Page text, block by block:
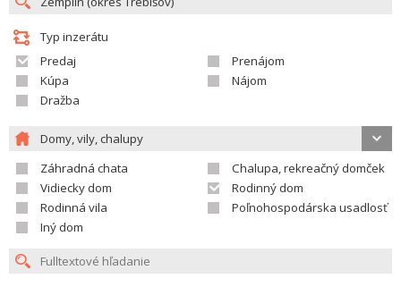
Typ inzerátu
Predaj
Prenájom
Kúpa
Nájom
Dražba
Domy, vily, chalupy
Záhradná chata
Chalupa, rekreačný domček
Vidiecky dom
Rodinný dom
Rodinná vila
Poľnohospodárska usadlosť
Iný dom